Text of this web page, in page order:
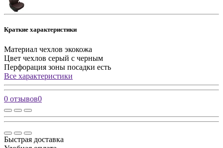
Краткие характеристики
Материал чехлов экокожа
Цвет чехлов серый с черным
Перфорация зоны посадки есть
Все характеристики
0 отзывов0
Быстрая доставка